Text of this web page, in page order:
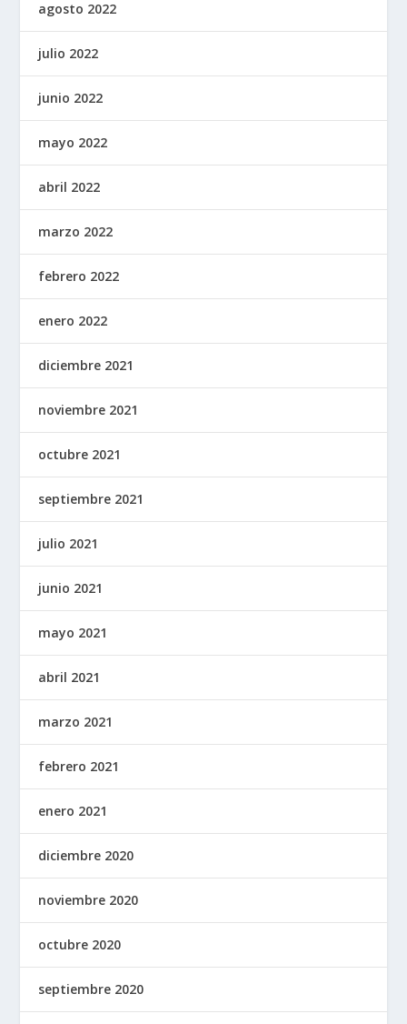
agosto 2022
julio 2022
junio 2022
mayo 2022
abril 2022
marzo 2022
febrero 2022
enero 2022
diciembre 2021
noviembre 2021
octubre 2021
septiembre 2021
julio 2021
junio 2021
mayo 2021
abril 2021
marzo 2021
febrero 2021
enero 2021
diciembre 2020
noviembre 2020
octubre 2020
septiembre 2020